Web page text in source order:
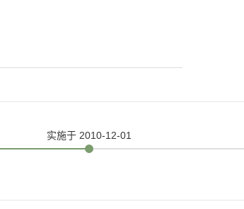
实施于 2010-12-01